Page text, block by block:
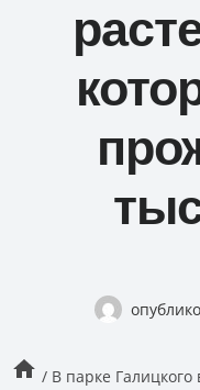
/ В парке Галицкого